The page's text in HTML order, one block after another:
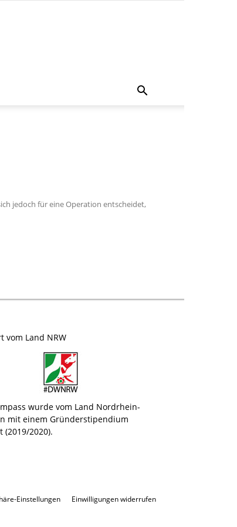
jedoch für eine Operation entscheidet,
vom Land NRW
wurde vom Land Nordrhein-
mit einem Gründerstipendium
(2019/2020).
Einstellungen Einwilligungen widerrufen